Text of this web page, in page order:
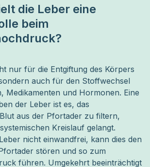
die Leber eine
beim
nur für die Entgiftung des Körpers
auch für den Stoffwechsel
Medikamenten und Hormonen. Eine
der Leber ist es, das
aus der Pfortader zu filtern,
Kreislauf gelangt.
nicht einwandfrei, kann dies den
stören und so zum
führen. Umgekehrt beeinträchtigt